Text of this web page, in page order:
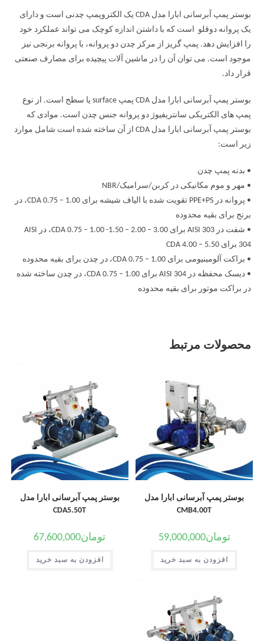
بوستر پمپ آبرسانی ابارا مدل CDA یک الکتروپمپ چدنی است و دارای
یک پروانه دوقلو است که با داشتن اندازه کوچک می تواند عملکرد خود
را افزایش دهد. پمپ گریز از مرکز چدن دو پروانه، با پروانه برنجی نیز
موجود است. می توان آن را در ماشین آلات پیچیده برای مصارف صنعتی
قرار داد.
بوستر پمپ آبرسانی ابارا مدل CDA پمپ surface یا سطح است. از نوع
پمپ های الکتریکی سانتریفیوژ دو پروانه جنس چدن است. موادی که
بوستر پمپ آبرسانی ابارا مدل CDA از آن ساخته شده است شامل موارد
زیر است:
• بدنه پمپ چدن
• مهر و موم مکانیکی در کربن/سرامیک/NBR
• پروانه در PPE+PS تقویت شده با الیاف شیشه برای CDA 0.75 – 1.00، در
برنج برای بقیه محدوده
• شفت در AISI 303 برای CDA 0.75 – 1.00 -1.50 – 2.00 – 3.00، در AISI
304 برای CDA 4.00 – 5.50
• براکت آلومینیومی برای CDA 0.75 – 1.00، در چدن برای بقیه محدوده
• دیسک محفظه در AISI 304 برای CDA 0.75 – 1.00، در چدن ساخته شده
در براکت موتور برای بقیه محدوده
محصولات مرتبط
بوستر پمپ آبرسانی ابارا مدل
CMB4.00T
تومان59,000,000
افزودن به سبد خرید
بوستر پمپ آبرسانی ابارا مدل
CDA5.50T
تومان67,600,000
افزودن به سبد خرید